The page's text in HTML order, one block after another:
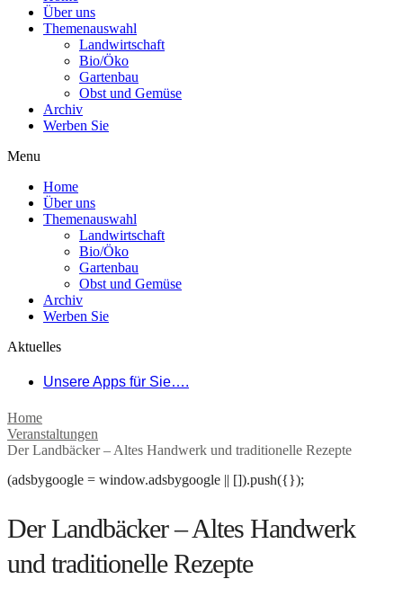
Über uns
Themenauswahl
Landwirtschaft
Bio/Öko
Gartenbau
Obst und Gemüse
Archiv
Werben Sie
Menu
Home
Über uns
Themenauswahl
Landwirtschaft
Bio/Öko
Gartenbau
Obst und Gemüse
Archiv
Werben Sie
Aktuelles
Unsere Apps für Sie….
Home
Veranstaltungen
Der Landbäcker – Altes Handwerk und traditionelle Rezepte
(adsbygoogle = window.adsbygoogle || []).push({});
Der Landbäcker – Altes Handwerk
und traditionelle Rezepte